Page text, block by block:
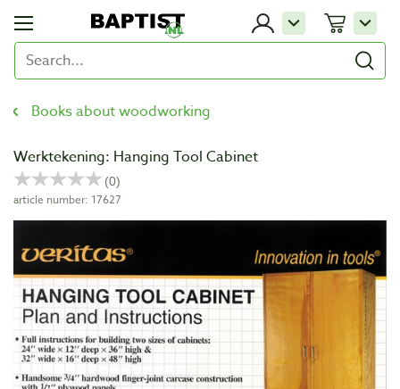
Books about woodworking
Werktekening: Hanging Tool Cabinet
article number: 17627